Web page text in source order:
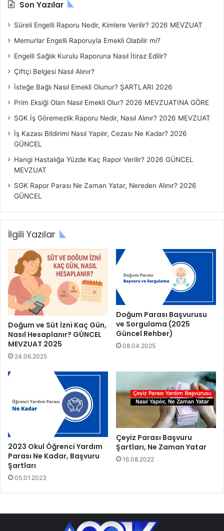
B
ş
ı
k
r
Son Yazılar
Süreli Engelli Raporu Nedir, Kimlere Verilir? 2026 MEVZUAT
Memurlar Engelli Raporuyla Emekli Olabilir mi?
Engelli Sağlık Kurulu Raporuna Nasıl İtiraz Edilir?
Çiftçi Belgesi Nasıl Alınır?
İsteğe Bağlı Nasıl Emekli Olunur? ŞARTLARI 2026
Prim Eksiği Olan Nasıl Emekli Olur? 2026 MEVZUATINA GÖRE
SGK İş Göremezlik Raporu Nedir, Nasıl Alınır? 2026 MEVZUAT
İş Kazası Bildirimi Nasıl Yapılır, Cezası Ne Kadar? 2026
GÜNCEL
Hangi Hastalığa Yüzde Kaç Rapor Verilir? 2026 GÜNCEL
MEVZUAT
SGK Rapor Parası Ne Zaman Yatar, Nereden Alınır? 2026
GÜNCEL
İlgili Yazılar
Doğum ve Süt İzni Kaç Gün,
Nasıl Hesaplanır? GÜNCEL
MEVZUAT 2025
24.06.2025
Doğum Parası Başvurusu
ve Sorgulama (2025
Güncel Rehber)
08.04.2025
2023 Okul Öğrenci Yardım
Parası Ne Kadar, Başvuru
Şartları
05.01.2023
Çeyiz Parası Başvuru
Şartları, Ne Zaman Yatar
16.08.2022